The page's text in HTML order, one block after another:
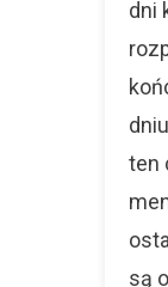
dni
ten
są